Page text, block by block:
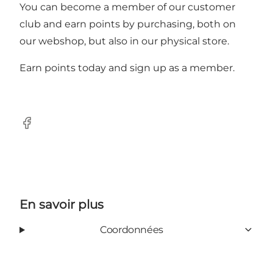
You can become a member of our customer
club and earn points by purchasing, both on
our webshop, but also in our physical store.
Earn points today and sign up as a member.
Facebook
En savoir plus
Coordonnées